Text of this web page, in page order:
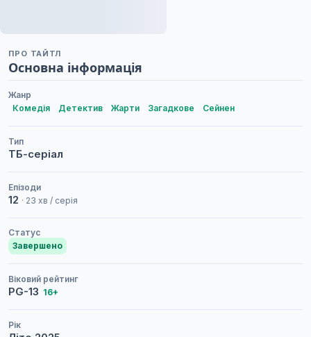
ПРО ТАЙТЛ
Основна інформація
Жанр
Комедія
Детектив Жарти Загадкове Сейнен
Тип
ТБ-серіал
Епізоди
12 · 23 хв / серія
Статус
Завершено
Віковий рейтинг
PG-13 16+
Рік